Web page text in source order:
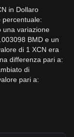
in Dollaro
percentuale:
una variazione
BMD e un
di 1 XCN era
differenza pari a:
di
pari a: